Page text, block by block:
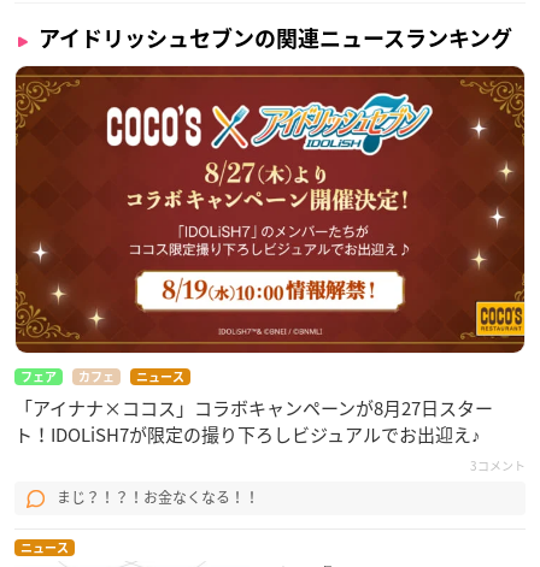
アイドリッシュセブンの関連ニュースランキング
フェア カフェ ニュース
「アイナナ×ココス」コラボキャンペーンが8月27日スター
ト！IDOLiSH7が限定の撮り下ろしビジュアルでお出迎え♪
3コメント
まじ？！？！お金なくなる！！
ニュース